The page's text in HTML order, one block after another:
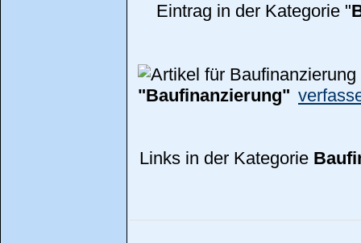
Eintrag in der Kategorie "
"Baufinanzierung"
Links in der Kategorie